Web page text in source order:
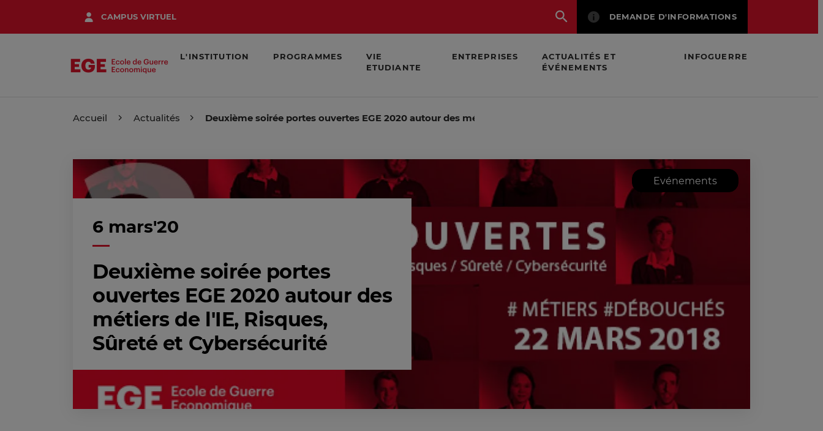
contenu
CAMPUS VIRTUEL DEMANDE D'INFORMATIONS
L'INSTITUTION PROGRAMMES
VIE
ETUDIANTE
ENTREPRISES
ACTUALITÉS ET
ÉVÉNEMENTS
INFOGUERRE
Accueil Actualités Deuxième soirée portes ouvertes EGE 2020 autour des métiers de l'IE, Risques, Sûreté et Cybersécurité
6 mars'20
Deuxième soirée portes
ouvertes EGE 2020 autour des
métiers de l'IE, Risques,
Sûreté et Cybersécurité
Evénements